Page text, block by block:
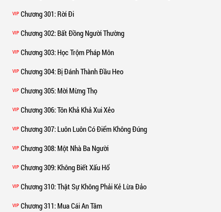
VIP Chương 301: Rời Đi
VIP Chương 302: Bất Đồng Người Thường
VIP Chương 303: Học Trộm Pháp Môn
VIP Chương 304: Bị Đánh Thành Đầu Heo
VIP Chương 305: Mời Mừng Thọ
VIP Chương 306: Tôn Khả Khả Xui Xẻo
VIP Chương 307: Luôn Luôn Có Điểm Không Đúng
VIP Chương 308: Một Nhà Ba Người
VIP Chương 309: Không Biết Xấu Hổ
VIP Chương 310: Thật Sự Không Phải Kẻ Lừa Đảo
VIP Chương 311: Mua Cái An Tâm